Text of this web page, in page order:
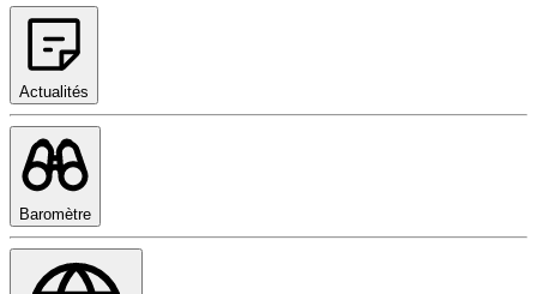
Actualités
Baromètre